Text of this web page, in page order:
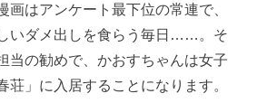
画はアンケート最下位の常連で、
いダメ出しを食らう毎日……。そ
当の勧めで、かおすちゃんは女子
荘」に入居することになります。